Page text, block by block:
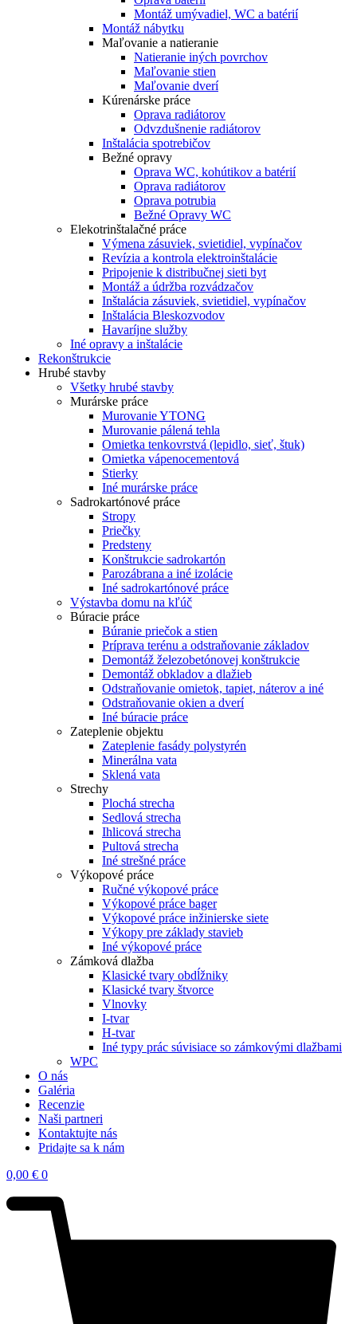
Montáž umývadiel, WC a batérií
Montáž nábytku
Maľovanie a natieranie
Natieranie iných povrchov
Maľovanie stien
Maľovanie dverí
Kúrenárske práce
Oprava radiátorov
Odvzdušnenie radiátorov
Inštalácia spotrebičov
Bežné opravy
Oprava WC, kohútikov a batérií
Oprava radiátorov
Oprava potrubia
Bežné Opravy WC
Elekotrinštalačné práce
Výmena zásuviek, svietidiel, vypínačov
Revízia a kontrola elektroinštalácie
Pripojenie k distribučnej sieti byt
Montáž a údržba rozvádzačov
Inštalácia zásuviek, svietidiel, vypínačov
Inštalácia Bleskozvodov
Havaríjne služby
Iné opravy a inštalácie
Rekonštrukcie
Hrubé stavby
Všetky hrubé stavby
Murárske práce
Murovanie YTONG
Murovanie pálená tehla
Omietka tenkovrstvá (lepidlo, sieť, štuk)
Omietka vápenocementová
Stierky
Iné murárske práce
Sadrokartónové práce
Stropy
Priečky
Predsteny
Konštrukcie sadrokartón
Parozábrana a iné izolácie
Iné sadrokartónové práce
Výstavba domu na kľúč
Búracie práce
Búranie priečok a stien
Príprava terénu a odstraňovanie základov
Demontáž železobetónovej konštrukcie
Demontáž obkladov a dlažieb
Odstraňovanie omietok, tapiet, náterov a iné
Odstraňovanie okien a dverí
Iné búracie práce
Zateplenie objektu
Zateplenie fasády polystyrén
Minerálna vata
Sklená vata
Strechy
Plochá strecha
Sedlová strecha
Ihlicová strecha
Pultová strecha
Iné strešné práce
Výkopové práce
Ručné výkopové práce
Výkopové práce bager
Výkopové práce inžinierske siete
Výkopy pre základy stavieb
Iné výkopové práce
Zámková dlažba
Klasické tvary obdĺžniky
Klasické tvary štvorce
Vlnovky
I-tvar
H-tvar
Iné typy prác súvisiace so zámkovými dlažbami
WPC
O nás
Galéria
Recenzie
Naši partneri
Kontaktujte nás
Pridajte sa k nám
0,00 € 0